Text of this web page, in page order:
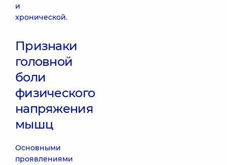
и
хронической.
Признаки
головной
боли
физического
напряжения
мышц
Основными
проявлениями